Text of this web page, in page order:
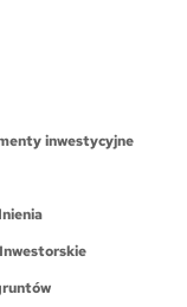
inwestycyjne